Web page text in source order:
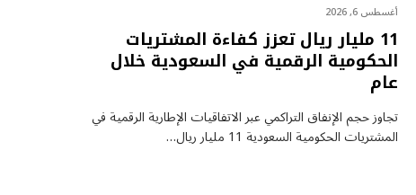
أغسطس 6, 2026
11 مليار ريال تعزز كفاءة المشتريات
الحكومية الرقمية في السعودية خلال
عام
تجاوز حجم الإنفاق التراكمي عبر الاتفاقيات الإطارية الرقمية في
المشتريات الحكومية السعودية 11 مليار ريال…